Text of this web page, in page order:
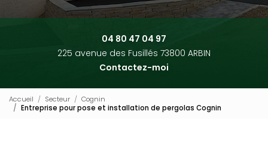
04 80 47 04 97
225 avenue des Fusillés 73800 ARBIN
Contactez-moi
Accueil Secteur
Cognin
Entreprise pour pose et installation de pergolas Cognin